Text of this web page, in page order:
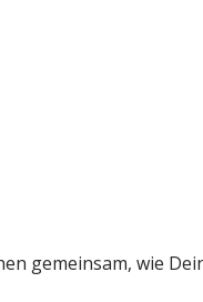
gemeinsam, wie